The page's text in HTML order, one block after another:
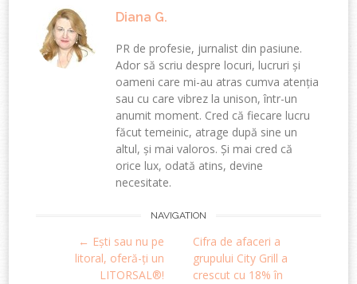
Diana G.
PR de profesie, jurnalist din pasiune.
Ador să scriu despre locuri, lucruri și
oameni care mi-au atras cumva atenția
sau cu care vibrez la unison, într-un
anumit moment. Cred că fiecare lucru
făcut temeinic, atrage după sine un
altul, și mai valoros. Și mai cred că
orice lux, odată atins, devine
necesitate.
navigation
NAVIGATION
← Ești sau nu pe
litoral, oferă-ți un
LITORSAL®!
Cifra de afaceri a
grupului City Grill a
crescut cu 18% în